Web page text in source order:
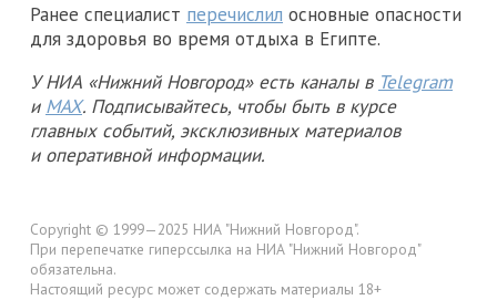
Ранее специалист перечислил основные опасности
для здоровья во время отдыха в Египте.
У НИА «Нижний Новгород» есть каналы в Telegram
и MAX. Подписывайтесь, чтобы быть в курсе
главных событий, эксклюзивных материалов
и оперативной информации.
Copyright © 1999—2025 НИА "Нижний Новгород".
При перепечатке гиперссылка на НИА "Нижний Новгород"
обязательна.
Настоящий ресурс может содержать материалы 18+